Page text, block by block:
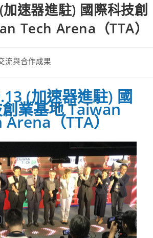
速器進駐) 國際科技創
Tech Arena（TTA）
流與合作成果
(加速器進駐) 國
業基地 Taiwan
Arena（TTA）